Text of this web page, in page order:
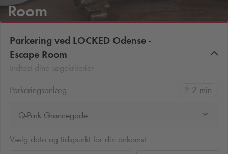
Room
Parkering ved LOCKED Odense -
Escape Room
Parkeringsanlæg
2 min
Q-Park Grønnegade
Vælg dato og tidspunkt for din ankomst